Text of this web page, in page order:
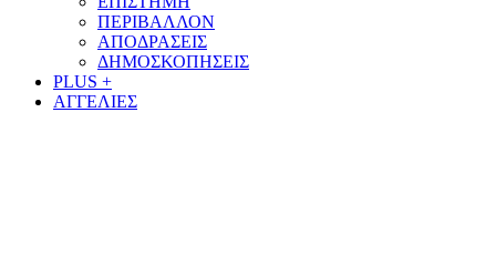
ΠΕΡΙΒΑΛΛΟΝ
ΑΠΟΔΡΑΣΕΙΣ
ΔΗΜΟΣΚΟΠΗΣΕΙΣ
PLUS +
ΑΓΓΕΛΙΕΣ